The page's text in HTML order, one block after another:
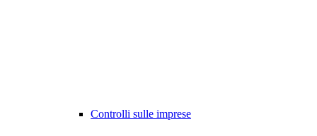
Controlli sulle imprese